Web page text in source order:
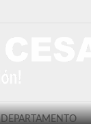
DEPARTAMENTO